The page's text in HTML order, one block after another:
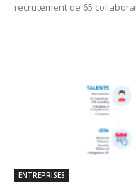
recrutement de 65
ENTREPRISES